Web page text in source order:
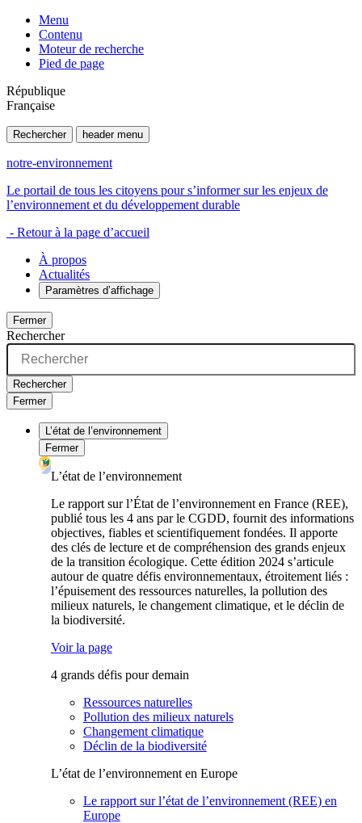
Menu
Contenu
Moteur de recherche
Pied de page
République
Française
Rechercher header menu
notre-environnement
Le portail de tous les citoyens pour s’informer sur les enjeux de
l’environnement et du développement durable
- Retour à la page d’accueil
À propos
Actualités
Paramètres d’affichage
Fermer
Rechercher
Rechercher
Fermer
L’état de l’environnement
Fermer
L’état de l’environnement
Le rapport sur l’État de l’environnement en France (REE),
publié tous les 4 ans par le CGDD, fournit des informations
objectives, fiables et scientifiquement fondées. Il apporte
des clés de lecture et de compréhension des grands enjeux
de la transition écologique. Cette édition 2024 s’articule
autour de quatre défis environnementaux, étroitement liés :
l’épuisement des ressources naturelles, la pollution des
milieux naturels, le changement climatique, et le déclin de
la biodiversité.
Voir la page
4 grands défis pour demain
Ressources naturelles
Pollution des milieux naturels
Changement climatique
Déclin de la biodiversité
L’état de l’environnement en Europe
Le rapport sur l’état de l’environnement (REE) en
Europe